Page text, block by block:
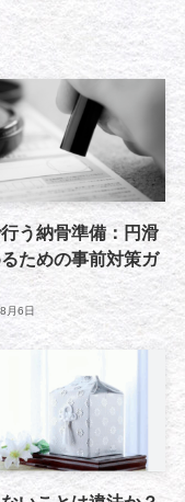
う納骨準備：円滑
ための事前対策ガ
月6日